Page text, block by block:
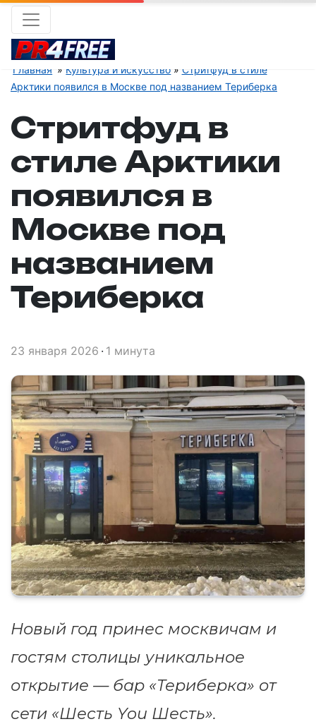
Главная Культура и искусство
Стритфуд в стиле
Арктики появился в Москве под названием Териберка
Стритфуд в
стиле Арктики
появился в
Москве под
названием
Териберка
23 января 2026 1 минута
Новый год принес москвичам и
гостям столицы уникальное
открытие — бар «Териберка» от
сети «Шесть You Шесть».